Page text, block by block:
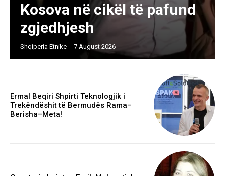
Kosova në cikël të pafund
zgjedhjesh
Shqiperia Etnike - 7 August 2026
Ermal Beqiri Shpirti Teknologjik i
Trekëndëshit të Bermudës Rama–
Berisha–Meta!